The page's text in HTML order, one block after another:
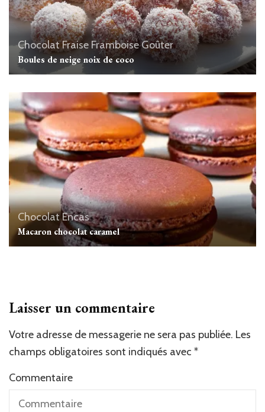
ChocolatFraise FramboiseGoûter
Boules de neige noix de coco
Chocolat Encas
Macaron chocolat caramel
Laisser un commentaire
Votre adresse de messagerie ne sera pas publiée. Les
champs obligatoires sont indiqués avec *
Commentaire